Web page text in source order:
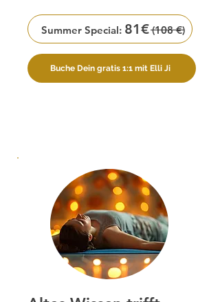
Buche Dein gratis 1:1 mit Elli Ji
Summer Special: 81€(108 €)
Buche Dein gratis 1:1 mit Elli Ji